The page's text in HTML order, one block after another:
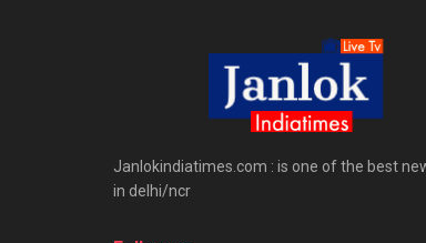
Janlokindiatimes.com : is one of the best
in delhi/ncr